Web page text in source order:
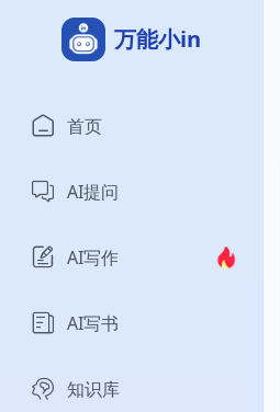
万能小in
首页
AI提问
AI写作
AI写书
知识库